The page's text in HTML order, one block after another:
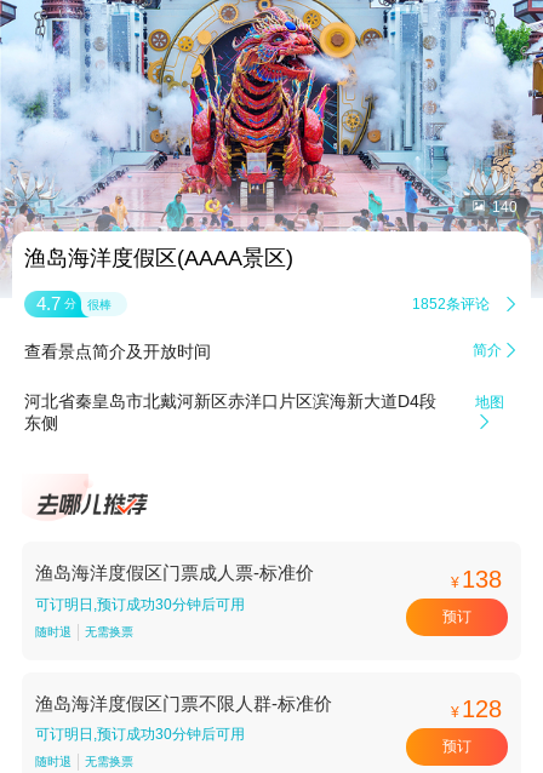
 140
渔岛海洋度假区(AAAA景区)
4.7 分 很棒 1852条评论 
查看景点简介及开放时间 简介 
河北省秦皇岛市北戴河新区赤洋口片区滨海新大道D4段
东侧
地图

渔岛海洋度假区门票成人票-标准价
可订明日,预订成功30分钟后可用
随时退 无需换票
¥ 138
预订
渔岛海洋度假区门票不限人群-标准价
可订明日,预订成功30分钟后可用
随时退 无需换票
¥ 128
预订
